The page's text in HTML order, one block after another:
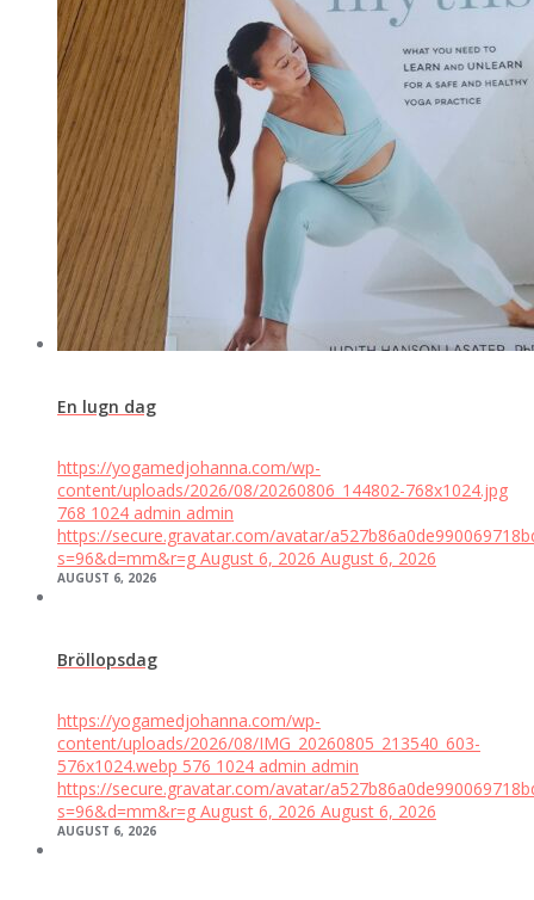
En lugn dag
https://yogamedjohanna.com/wp-
content/uploads/2026/08/20260806_144802-768x1024.jpg
768 1024 admin admin
https://secure.gravatar.com/avatar/
s=96&d=mm&r=g August 6, 2026 August 6, 2026
AUGUST 6, 2026
Bröllopsdag
https://yogamedjohanna.com/wp-
content/uploads/2026/08/IMG_20260805_213540_603-
576x1024.webp 576 1024 admin admin
https://secure.gravatar.com/avatar/
s=96&d=mm&r=g August 6, 2026 August 6, 2026
AUGUST 6, 2026